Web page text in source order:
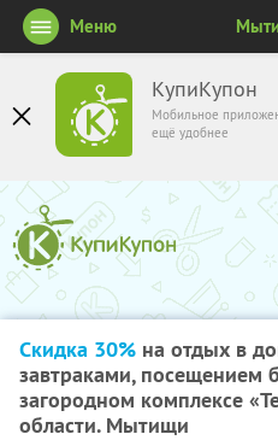
КупиКупон
Мобильное
ещё удобнее
Меню
Скидка 30% на отдых в
завтраками, посещением
загородном комплексе
области. Мытищи